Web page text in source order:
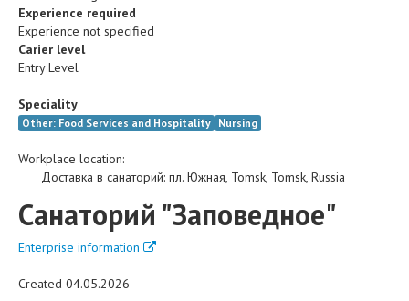
Experience required
Experience not specified
Carier level
Entry Level
Speciality
Other: Food Services and Hospitality Nursing
Workplace location:
Доставка в санаторий: пл. Южная, Tomsk, Tomsk, Russia
Санаторий "Заповедное"
Enterprise information
Created 04.05.2026